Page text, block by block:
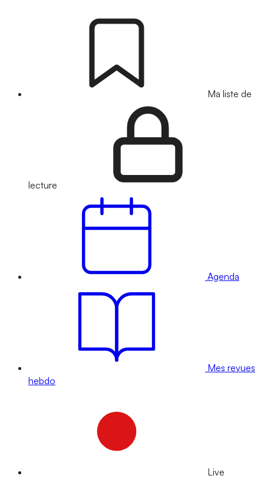
Ma liste de
lecture
Agenda
Mes revues
hebdo
Live